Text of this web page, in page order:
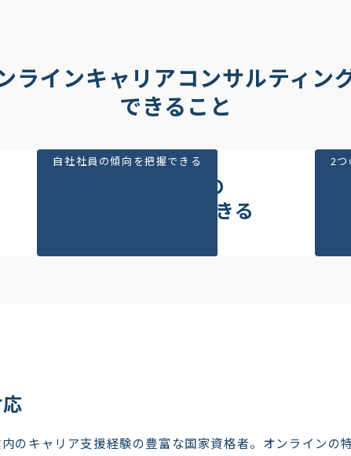
ラインキャリアコンサルティン
できること
自社社員の
傾向を把握できる
自社社員の傾向を把握できる 2つ
のキャリア支援経験の豊富な国家資格者。オンラインの